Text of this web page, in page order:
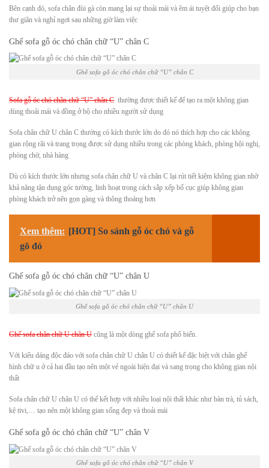
Bên cạnh đó, sofa chân đùi gà còn mang lại sự thoải mái và êm ái tuyệt đối giúp cho bạn
thư giãn và nghỉ ngơi sau những giờ làm việc
Ghế sofa gỗ óc chó chân chữ “U” chân C
Ghế sofa gỗ óc chó chân chữ “U” chân C
Sofa gỗ óc chó chân chữ “U” chân C thường được thiết kế để tạo ra một không gian
dùng thoải mái và đồng ở bộ cho nhiều người sử dụng
Sofa chân chữ U chân C thường có kích thước lớn do đó nó thích hợp cho các không
gian rộng rãi và trang trọng được sử dụng nhiều trong các phòng khách, phòng hội nghị,
phòng chờ, nhà hàng
Dù có kích thước lớn nhưng sofa chân chữ U và chân C lại rút tiết kiệm không gian nhờ
khả năng tận dụng góc tường, linh hoạt trong cách sắp xếp bố cục giúp không gian
phòng khách trở nên gọn gàng và thông thoáng hơn
Xem thêm: [HOT] So sánh gỗ óc chó và gỗ
gõ đỏ
Ghế sofa gỗ óc chó chân chữ “U” chân U
Ghế sofa gỗ óc chó chân chữ “U” chân U
Ghế sofa chân chữ U chân U cũng là một dòng ghế sofa phổ biến.
Với kiểu dáng độc đáo với sofa chân chữ U chân U có thiết kế đặc biệt với chân ghế
hình chữ u ở cả hai đầu tạo nên một vẻ ngoài hiện đại và sang trọng cho không gian nội
thất
Sofa chân chữ U chân U có thể kết hợp với nhiều loại nội thất khác như bàn trà, tủ sách,
kệ tivi,… tạo nên một không gian sống đẹp và thoải mái
Ghế sofa gỗ óc chó chân chữ “U” chân V
Ghế sofa gỗ óc chó chân chữ “U” chân V